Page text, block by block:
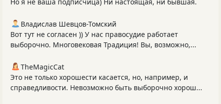
Но я не ваша подписчица) Ни настоящая, ни бывшая.
Владислав Шевцов-Томский
Вот тут не согласен )) У нас правосудие работает
выборочно. Многовековая Традиция! Вы, возможно,...
TheMagicCat
Это не только хорошести касается, но, например, и
справедливости. Невозможно быть выборочно хорош...